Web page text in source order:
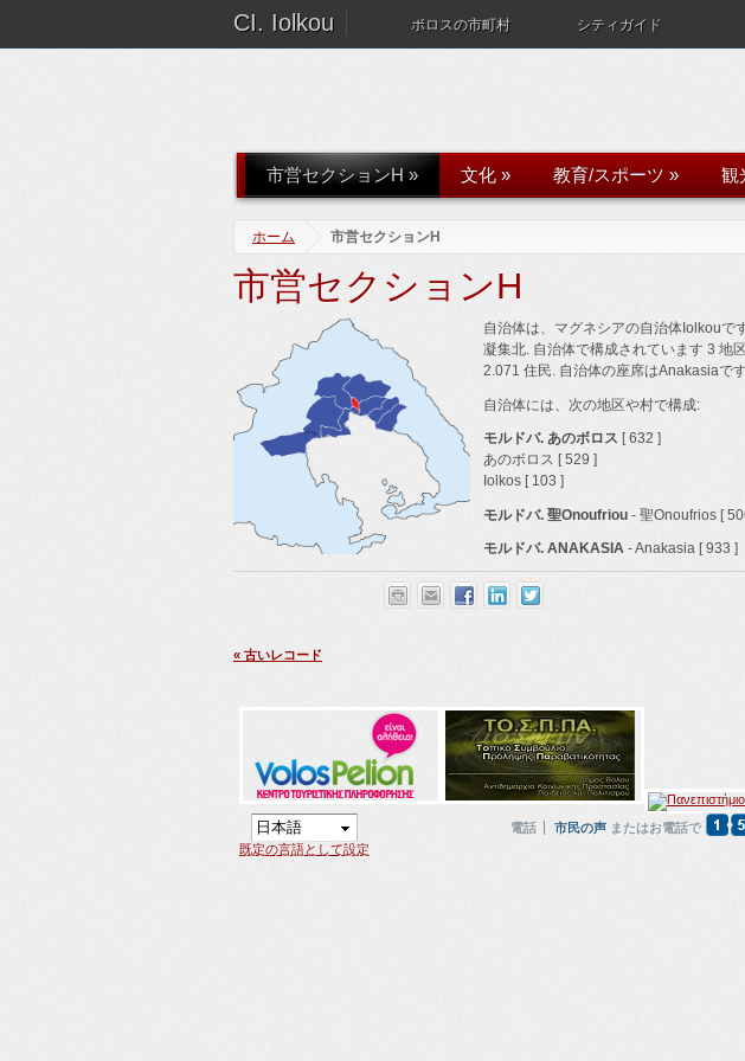
CI. Iolkou ボロスの市町村 シティガイド
市営セクションH» 文化 » 教育/スポーツ » 観
ホーム 市営セクションH
市営セクションH
自治体は、マグネシアの自治体Iolkouで
凝集北. 自治体で構成されています 3 地
2.071 住民. 自治体の座席はAnakasiaで
自治体には、次の地区や村で構成:
モルドバ. あのボロス [ 632 ]
あのボロス [ 529 ]
Iolkos [ 103 ]
モルドバ. 聖Onoufriou - 聖Onoufrios [
モルドバ. ANAKASIA - Anakasia [ 933 ]
« 古いレコード
既定の言語として設定
電話 市民の声 またはお電話で